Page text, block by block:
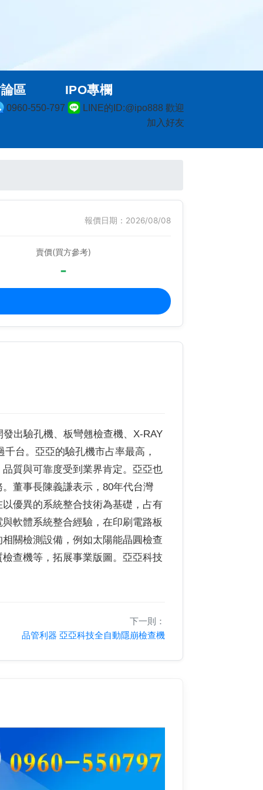
0960-550-797
LINE的ID:@ipo888 歡迎
加入好友
區 IPO專欄
報價日期：2026/08/08
賣價(買方參考)
-
出驗孔機、板彎翹檢查機、X-RAY
台。亞亞的驗孔機市占率最高，
質與可靠度受到業界肯定。亞亞也
董事長陳義謙表示，80年代台灣
優異的系統整合技術為基礎，占有
軟體系統整合經驗，在印刷電路板
關檢測設備，例如太陽能晶圓檢查
查機等，拓展事業版圖。亞亞科技
下一則：
品管利器 亞亞科技全自動隱崩檢查機